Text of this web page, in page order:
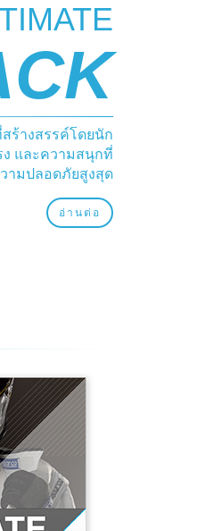
ร้างสรรค์โดยนัก
ง และความสนุกที่
ามปลอดภัยสูงสุด
อ่านต่อ